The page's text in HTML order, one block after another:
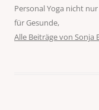
Personal Yoga nicht
für Gesunde,
Alle Beiträge von Sonja